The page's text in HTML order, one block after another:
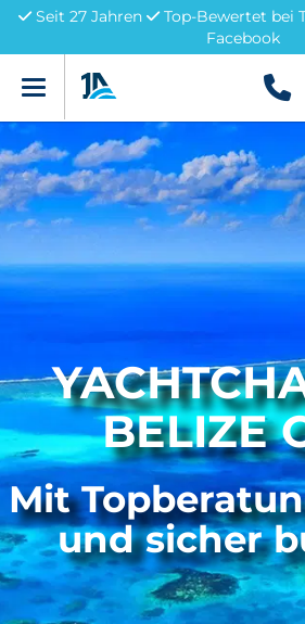
Seit 27 Jahren
Top-Bewertet bei
Facebook
Menü
BELIZE
Mit
und sicher